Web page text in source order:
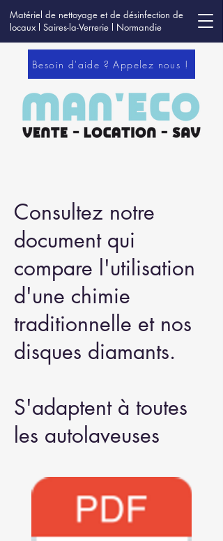
Matériel de nettoyage et de désinfection de
locaux l Saires-la-Verrerie l Normandie
Besoin d'aide ? Appelez nous !
Consultez notre
document qui
compare l'utilisation
d'une chimie
traditionnelle et nos
disques diamants.
S'adaptent à toutes
les autolaveuses